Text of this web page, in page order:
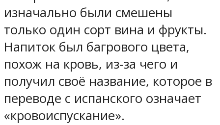
изначально были смешены
только один сорт вина и фрукты.
Напиток был багрового цвета,
похож на кровь, из-за чего и
получил своё название, которое в
переводе с испанского означает
«кровоиспускание».